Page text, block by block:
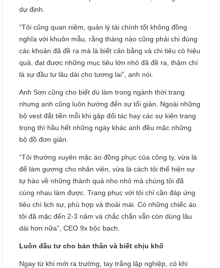
dự định.
“Tôi cũng quan niệm, quản lý tài chính tốt không đồng
nghĩa với khuôn mẫu, rằng tháng nào cũng phải chi đúng
các khoản đã đề ra mà là biết cân bằng và chi tiêu có hiệu
quả, đạt được những mục tiêu lớn nhỏ đã đề ra, thậm chí
là sự đầu tư lâu dài cho tương lai”, anh nói.
Anh Sơn cũng cho biết dù làm trong ngành thời trang
nhưng anh cũng luôn hướng đến sự tối giản. Ngoài những
bộ vest đắt tiền mỗi khi gặp đối tác hay các sự kiện trang
trọng thì hầu hết những ngày khác anh đều mặc những
bộ đồ đơn giản.
“Tôi thường xuyên mặc áo đồng phục của công ty, vừa là
để làm gương cho nhân viên, vừa là cách tôi thể hiện sự
tự hào về những thành quả nho nhỏ mà chúng tôi đã
cùng nhau làm được. Trang phục với tôi chỉ cần đáp ứng
tiêu chí lịch sự, phù hợp và thoải mái. Có những chiếc áo
tôi đã mặc đến 2-3 năm và chắc chắn vẫn còn dùng lâu
dài hơn nữa”, CEO 9x bộc bạch.
Luôn đầu tư cho bản thân và biết chịu khổ
Ngay từ khi mới ra trường, tay trắng lập nghiệp, có khi